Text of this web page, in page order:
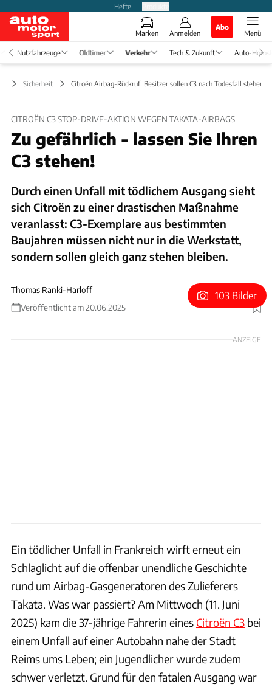
Hefte
Marken Anmelden
Abo
Menü
Nutzfahrzeuge Oldtimer Verkehr Tech & Zukunft Auto-
Sicherheit Citroën Airbag-Rückruf: Besitzer sollen C3 nach Todesfall stehen
CITROËN C3 STOP-DRIVE-AKTION WEGEN TAKATA-AIRBAGS
Zu gefährlich - lassen Sie Ihren
C3 stehen!
Durch einen Unfall mit tödlichem Ausgang sieht
sich Citroën zu einer drastischen Maßnahme
veranlasst: C3-Exemplare aus bestimmten
Baujahren müssen nicht nur in die Werkstatt,
sondern sollen gleich ganz stehen bleiben.
Thomas Ranki-Harloff
Veröffentlicht am 20.06.2025
Foto: Achim Hartmann
103 Bilder
ANZEIGE
Ein tödlicher Unfall in Frankreich wirft erneut ein
Schlaglicht auf die offenbar unendliche Geschichte
rund um Airbag-Gasgeneratoren des Zulieferers
Takata. Was war passiert? Am Mittwoch (11. Juni
2025) kam die 37-jährige Fahrerin eines Citroën C3 bei
einem Unfall auf einer Autobahn nahe der Stadt
Reims ums Leben; ein Jugendlicher wurde zudem
schwer verletzt. Grund für den fatalen Ausgang war